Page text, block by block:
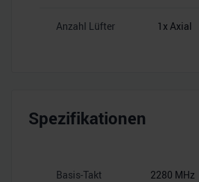
Anzahl Lüfter 1x Axial
Spezifikationen
Basis-Takt 2280 MHz